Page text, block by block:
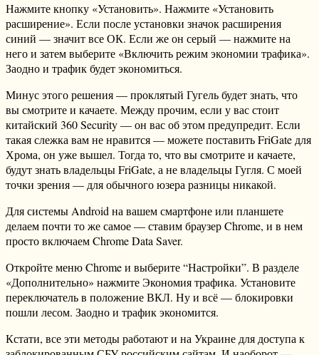
Нажмите кнопку «Установить». Нажмите «Установить
расширение». Если после установки значок расширения
синий — значит все ОК. Если же он серый — нажмите на
него и затем выберите «Включить режим экономии трафика».
Заодно и трафик будет экономиться.
Минус этого решения — проклятый Гугель будет знать, что
вы смотрите и качаете. Между прочим, если у вас стоит
китайский 360 Security — он вас об этом предупредит. Если
такая слежка вам не нравится — можете поставить FriGate для
Хрома, он уже вышел. Тогда то, что вы смотрите и качаете,
будут знать владельцы FriGate, а не владельцы Гугля. С моей
точки зрения — для обычного юзера разницы никакой.
Для системы Android на вашем смартфоне или планшете
делаем почти то же самое — ставим браузер Chrome, и в нем
просто включаем Chrome Data Saver.
Откройте меню Chrome и выберите “Настройки”. В разделе
«Дополнительно» нажмите Экономия трафика. Установите
переключатель в положение ВКЛ. Ну и всё — блокировки
пошли лесом. Заодно и трафик экономится.
Кстати, все эти методы работают и на Украине для доступа к